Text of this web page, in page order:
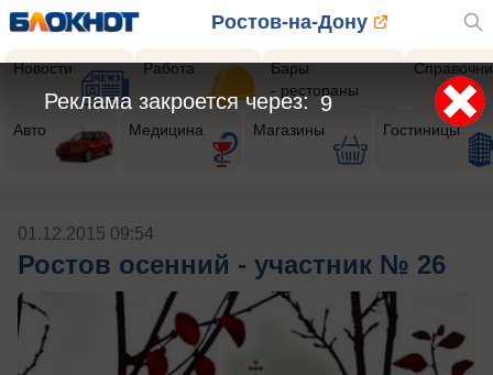
Ростов-на-Дону
Новости Работа
Бары
- рестораны
Авто Медицина Магазины Гостиницы
01.12.2015 09:54
Ростов осенний - участник № 26
9
Реклама закроется через: